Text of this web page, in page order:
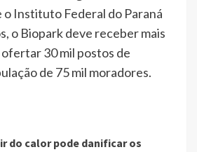
o Instituto Federal do Paraná
o Biopark deve receber mais
30 mil postos de
de 75 mil moradores.
do calor pode danificar os